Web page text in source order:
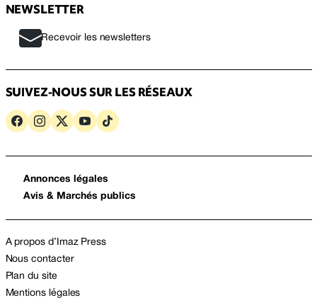
NEWSLETTER
Recevoir les newsletters
SUIVEZ-NOUS SUR LES RÉSEAUX
Annonces légales
Avis & Marchés publics
A propos d’Imaz Press
Nous contacter
Plan du site
Mentions légales